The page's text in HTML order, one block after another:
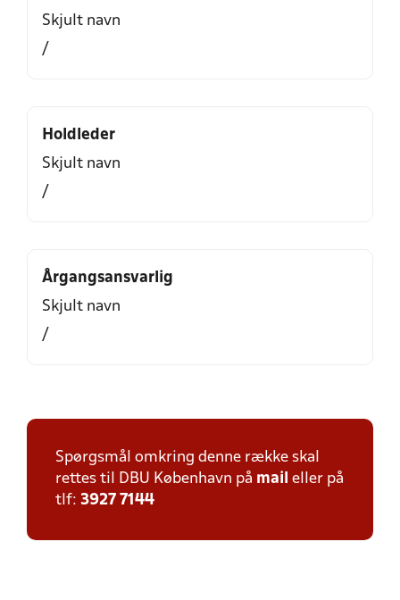
Skjult navn
/
Holdleder
Skjult navn
/
Årgangsansvarlig
Skjult navn
/
Spørgsmål omkring denne række skal
rettes til DBU København på mail eller på
tlf: 3927 7144